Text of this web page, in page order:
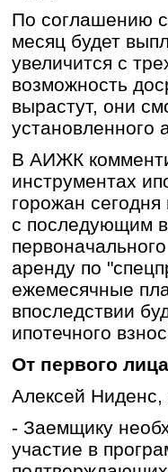
По соглашению
месяц будет
увеличится с
возможность
вырастут, они
установленного
В АИЖК
инструментах
горожан
с последующим
аренду по
ежемесячные
впоследствии
ипотечного
От первого лица
Алексей
- Заемщику
участие в